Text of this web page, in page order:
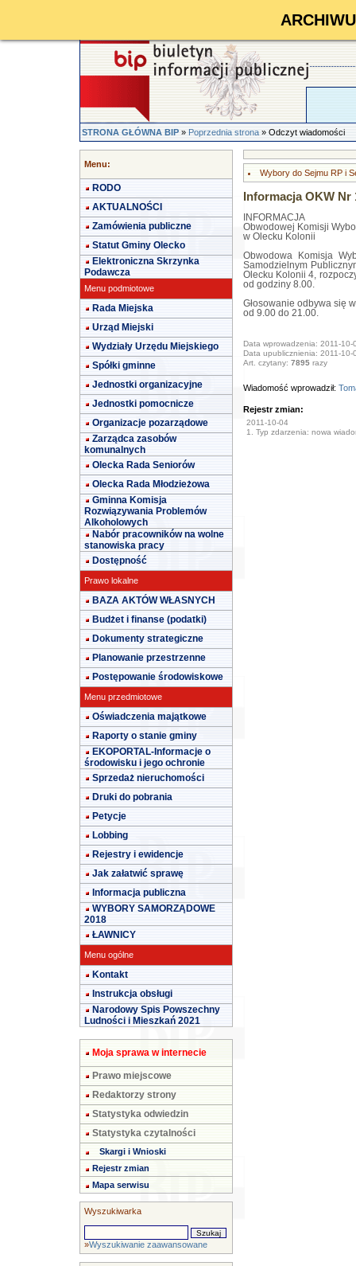
STRONA GŁÓWNA BIP»Poprzednia strona» Odczyt wiadomości
Menu:
RODO
AKTUALNOŚCI
Zamówienia publiczne
Statut Gminy Olecko
Elektroniczna Skrzynka
Podawcza
Menu podmiotowe
Rada Miejska
Urząd Miejski
Wydziały Urzędu Miejskiego
Spółki gminne
Jednostki organizacyjne
Jednostki pomocnicze
Organizacje pozarządowe
Zarządca zasobów
komunalnych
Olecka Rada Seniorów
Olecka Rada Młodzieżowa
Gminna Komisja
Rozwiązywania Problemów
Alkoholowych
Nabór pracowników na wolne
stanowiska pracy
Dostępność
Prawo lokalne
BAZA AKTÓW WŁASNYCH
Budżet i finanse (podatki)
Dokumenty strategiczne
Planowanie przestrzenne
Postępowanie środowiskowe
Menu przedmiotowe
Oświadczenia majątkowe
Raporty o stanie gminy
EKOPORTAL-Informacje o
środowisku i jego ochronie
Sprzedaż nieruchomości
Druki do pobrania
Petycje
Lobbing
Rejestry i ewidencje
Jak załatwić sprawę
Informacja publiczna
WYBORY SAMORZĄDOWE
2018
ŁAWNICY
Menu ogólne
Kontakt
Instrukcja obsługi
Narodowy Spis Powszechny
Ludności i Mieszkań 2021
Moja sprawa w internecie
Prawo miejscowe
Redaktorzy strony
Statystyka odwiedzin
Statystyka czytalności
Skargi i Wnioski
Rejestr zmian
Mapa serwisu
Wyszukiwarka
»Wyszukiwanie zaawansowane
Wybory do Sejmu RP i
Informacja OKW Nr
INFORMACJA
Obwodowej Komisji
w Olecku Kolonii
Obwodowa Komisja
Samodzielnym
Olecku Kolonii 4,
od godziny 8.00.
Głosowanie odbywa się
od 9.00 do 21.00.
Data wprowadzenia: 2011-10-
Data upublicznienia: 2011-10-
Art. czytany: 7895razy
Wiadomość wprowadził:
Rejestr zmian:
2011-10-04
1. Typ zdarzenia: nowa